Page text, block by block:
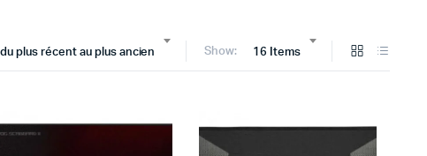
du plus récent au plus ancien Show: 16 Items